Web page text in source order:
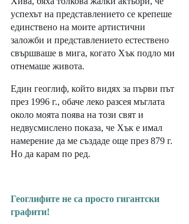
успехът на представлението се крепеше
единствено на моите артистични
заложби и представлението естествено
свършваше в мига, когато Хък подло ми
отнемаше живота.
Един геоглиф, който видях за първи път
през 1996 г., обаче леко разсея мъглата
около моята поява на този свят и
недвусмислено показа, че Хък е имал
намерение да ме създаде още през 879 г.
Но да карам по ред.
Геоглифите не са просто гигантски
графити!